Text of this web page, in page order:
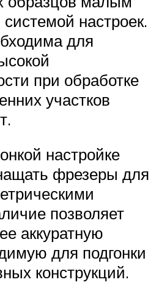
настроек.
для
при обработке
участков
настройке
фрезеры для
позволяет
аккуратную
для подгонки
конструкций.